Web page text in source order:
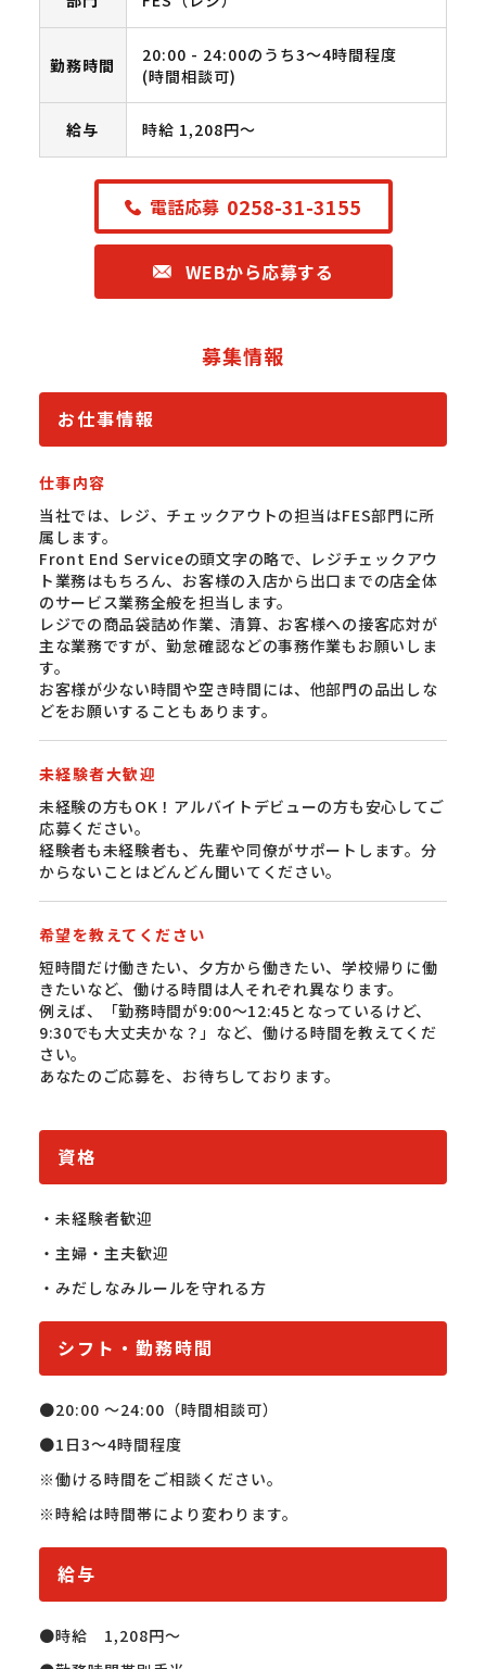
勤務時間
20:00 - 24:00のうち3～4時間程度
(時間相談可)
給与 時給 1,208円〜
電話応募 0258-31-3155
WEBから応募する
募集情報
お仕事情報
仕事内容
当社では、レジ、チェックアウトの担当はFES部門に所
属します。
Front End Serviceの頭文字の略で、レジチェックアウ
ト業務はもちろん、お客様の入店から出口までの店全体
のサービス業務全般を担当します。
レジでの商品袋詰め作業、清算、お客様への接客応対が
主な業務ですが、勤怠確認などの事務作業もお願いしま
す。
お客様が少ない時間や空き時間には、他部門の品出しな
どをお願いすることもあります。
未経験者大歓迎
未経験の方もOK！アルバイトデビューの方も安心してご
応募ください。
経験者も未経験者も、先輩や同僚がサポートします。分
からないことはどんどん聞いてください。
希望を教えてください
短時間だけ働きたい、夕方から働きたい、学校帰りに働
きたいなど、働ける時間は人それぞれ異なります。
例えば、「勤務時間が9:00〜12:45となっているけど、
9:30でも大丈夫かな？」など、働ける時間を教えてくだ
さい。
あなたのご応募を、お待ちしております。
資格
・未経験者歓迎
・主婦・主夫歓迎
・みだしなみルールを守れる方
シフト・勤務時間
●20:00 ～24:00（時間相談可）
●1日3～4時間程度
※働ける時間をご相談ください。
※時給は時間帯により変わります。
給与
●時給　1,208円～